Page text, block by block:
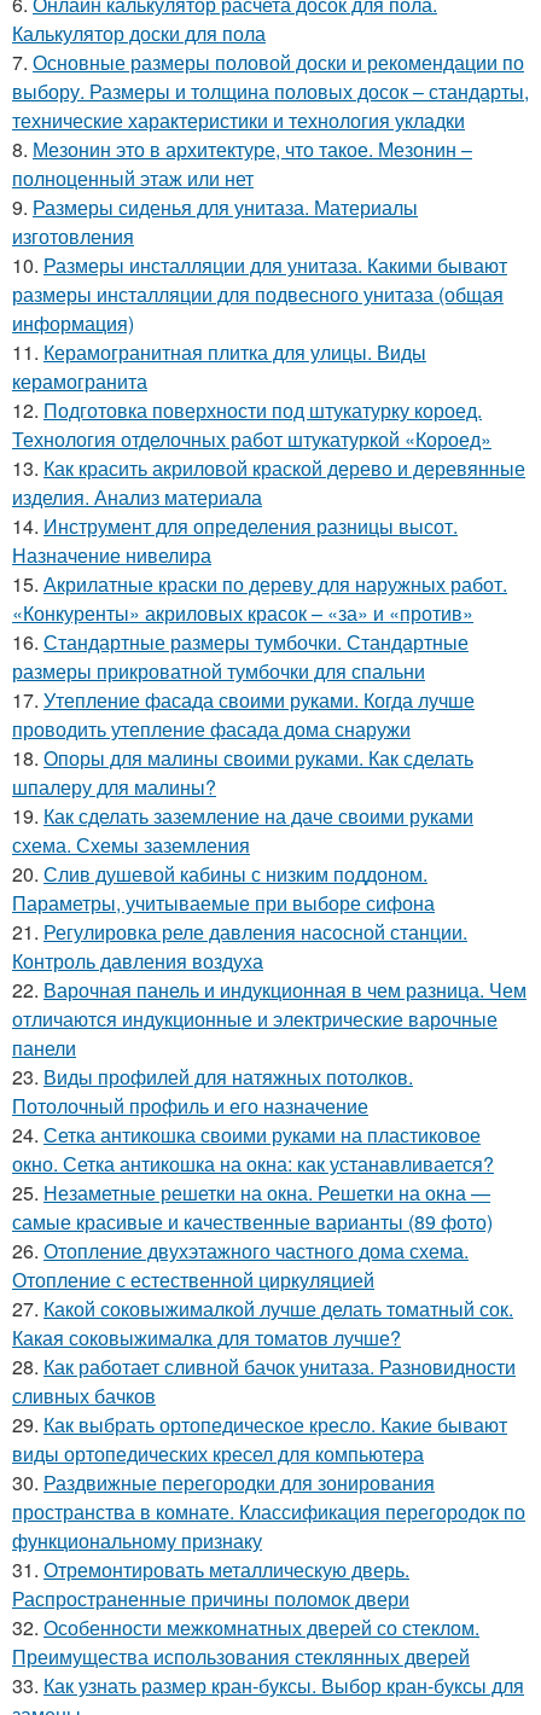
Калькулятор доски для пола
7. Основные размеры половой доски и рекомендации по
выбору. Размеры и толщина половых досок – стандарты,
технические характеристики и технология укладки
8. Мезонин это в архитектуре, что такое. Мезонин –
полноценный этаж или нет
9. Размеры сиденья для унитаза. Материалы
изготовления
10. Размеры инсталляции для унитаза. Какими бывают
размеры инсталляции для подвесного унитаза (общая
информация)
11. Керамогранитная плитка для улицы. Виды
керамогранита
12. Подготовка поверхности под штукатурку короед.
Технология отделочных работ штукатуркой «Короед»
13. Как красить акриловой краской дерево и деревянные
изделия. Анализ материала
14. Инструмент для определения разницы высот.
Назначение нивелира
15. Акрилатные краски по дереву для наружных работ.
«Конкуренты» акриловых красок – «за» и «против»
16. Стандартные размеры тумбочки. Стандартные
размеры прикроватной тумбочки для спальни
17. Утепление фасада своими руками. Когда лучше
проводить утепление фасада дома снаружи
18. Опоры для малины своими руками. Как сделать
шпалеру для малины?
19. Как сделать заземление на даче своими руками
схема. Схемы заземления
20. Слив душевой кабины с низким поддоном.
Параметры, учитываемые при выборе сифона
21. Регулировка реле давления насосной станции.
Контроль давления воздуха
22. Варочная панель и индукционная в чем разница. Чем
отличаются индукционные и электрические варочные
панели
23. Виды профилей для натяжных потолков.
Потолочный профиль и его назначение
24. Сетка антикошка своими руками на пластиковое
окно. Сетка антикошка на окна: как устанавливается?
25. Незаметные решетки на окна. Решетки на окна —
самые красивые и качественные варианты (89 фото)
26. Отопление двухэтажного частного дома схема.
Отопление с естественной циркуляцией
27. Какой соковыжималкой лучше делать томатный сок.
Какая соковыжималка для томатов лучше?
28. Как работает сливной бачок унитаза. Разновидности
сливных бачков
29. Как выбрать ортопедическое кресло. Какие бывают
виды ортопедических кресел для компьютера
30. Раздвижные перегородки для зонирования
пространства в комнате. Классификация перегородок по
функциональному признаку
31. Отремонтировать металлическую дверь.
Распространенные причины поломок двери
32. Особенности межкомнатных дверей со стеклом.
Преимущества использования стеклянных дверей
33. Как узнать размер кран-буксы. Выбор кран-буксы для